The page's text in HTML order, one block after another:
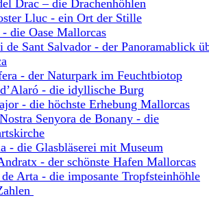
Drac – die Drachenhöhlen
Lluc - ein Ort der Stille
die Oase Mallorcas
de Sant Salvador - der Panoramablick
- der Naturpark im Feuchtbiotop
- die idyllische Burg
- die höchste Erhebung Mallorcas
Senyora de Bonany - die
- die Glasbläserei mit Museum
- der schönste Hafen Mallorcas
de Arta - die imposante Tropfsteinhöhle